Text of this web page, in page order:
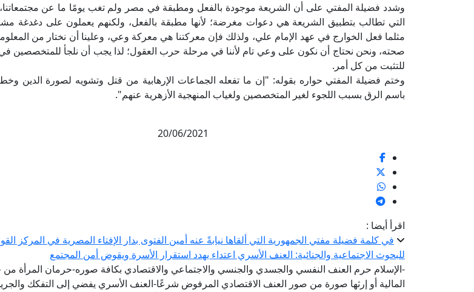
وشدد فضيلة المفتي على أن الشريعة موجودة بالفعل ومطبقة في مصر ولم تغب يومًا ما عن
التي تطالب بتطبيق الشريعة هي دعوات مغرضة؛ لأنها مطبقة بالفعل، ولكنهم يعملون على دغدغة
مثلما فعل الخوارج في عهد الإمام علي، ولذلك فإن معركتنا هي معركة وعي، وعلينا أن نختار من
صحته، ونحن نحتاج أن نكون على وعي تام لأننا في مرحلة حرب العقول؛ لذا يجب أن نلجأ للمتخصصين
للتثبت من كل أمر.
وختم فضيلة المفتي حواره بقوله: "إن ما تفعله الجماعات الإرهابية من قتل وتشويه لصورة الدين
باسم الرق بسبب اللجوء لغير المتخصصين ولغياب المنهجية الأزهرية عنهم".
20/06/2021
اقرأ أيضا :
في كلمة فضيلة مفتي الجمهورية التي ألقاها نيابةً عنه أمين الفتوى بدار الإفتاء المصرية في المركز
للبحوث الاجتماعية والجنائية: العنف الأسري اعتداء يهدد استقرار الأسرة ويقوض أمن المجتمع
-الإسلام حرم العنف النفسي والجسدي والجنسي والاجتماعي والاقتصادي بكافة صوره-حرمان المرأة من
المالية أو إرثها صورة من صور العنف الاقتصادي المرفوض شرعًا-العنف الأسري يفضي إلى التفكك